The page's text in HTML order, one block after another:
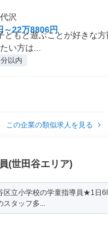
沢
～22万8806円
どもと遊ぶことが好きな
い方は...
以内
この企業の類似求人を見る
(世田谷エリア)
区立小学校の学童指導員★1日
スタッフ多...